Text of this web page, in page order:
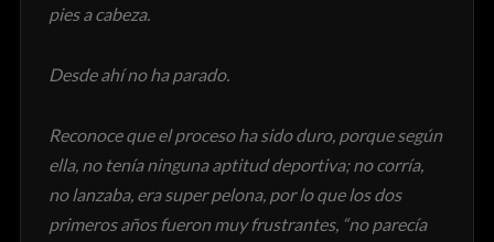
pies a cabeza.
Desde ahí no ha parado.
Reconoce que el proceso ha sido duro, porque según
ella, no tenía ninguna aptitud deportiva; no corría,
no lanzaba, era super pelona, por lo que los dos
primeros años fueron muy frustrantes, “no parecía